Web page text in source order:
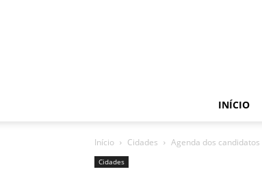
INÍCIO
Início Cidades Agenda dos
Cidades